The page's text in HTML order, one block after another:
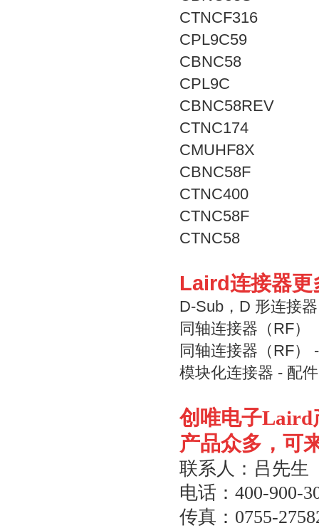
CTNCF316
CPL9C59
CBNC58
CPL9C
CBNC58REV
CTNC174
CMUHF8X
CBNC58F
CTNC400
CTNC58F
CTNC58
Laird连接器更
D-Sub，D 形连接
同轴连接器（RF）
同轴连接器（RF）
模块化连接器 - 配件
创唯电子Laird
产品众多，可
联系人：吕先生
电话： 400-900-
传真： 0755-